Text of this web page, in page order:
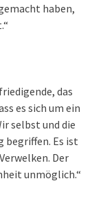
haben,
das
es sich um ein
selbst und die
begriffen. Es ist
Der
unmöglich.“